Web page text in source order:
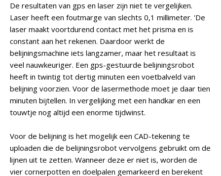
De resultaten van gps en laser zijn niet te vergelijken.
Laser heeft een foutmarge van slechts 0,1 millimeter. 'De
laser maakt voortdurend contact met het prisma en is
constant aan het rekenen. Daardoor werkt de
belijningsmachine iets langzamer, maar het resultaat is
veel nauwkeuriger. Een gps-gestuurde belijningsrobot
heeft in twintig tot dertig minuten een voetbalveld van
belijning voorzien. Voor de lasermethode moet je daar tien
minuten bijtellen. In vergelijking met een handkar en een
touwtje nog altijd een enorme tijdwinst.
Voor de belijning is het mogelijk een CAD-tekening te
uploaden die de belijningsrobot vervolgens gebruikt om de
lijnen uit te zetten. Wanneer deze er niet is, worden de
vier cornerpotten en doelpalen gemarkeerd en berekent